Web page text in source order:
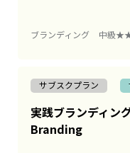
ブランディング 中級
サブスクプラン
実践ブランディ
Branding